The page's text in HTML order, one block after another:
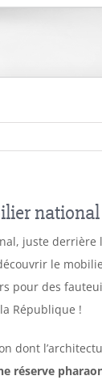
national
juste derrière
le
des
République !
dont
réserve